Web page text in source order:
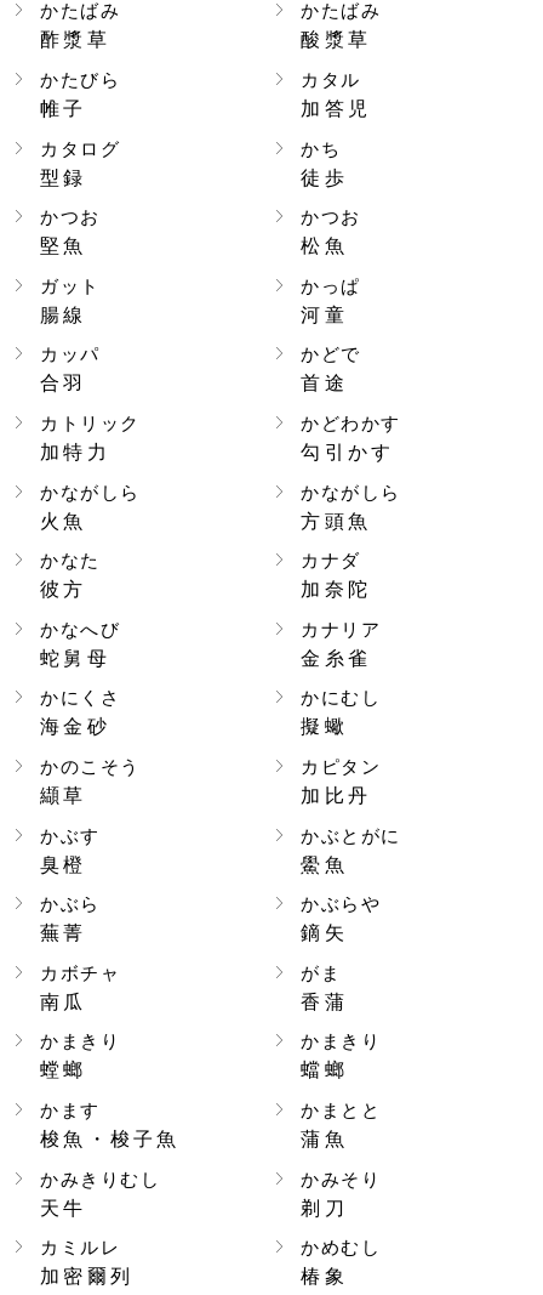
かたばみ
酢漿草
かたばみ
酸漿草
かたびら
帷子
カタル
加答児
カタログ
型録
かち
徒歩
かつお
堅魚
かつお
松魚
ガット
腸線
かっぱ
河童
カッパ
合羽
かどで
首途
カトリック
加特力
かどわかす
勾引かす
かながしら
火魚
かながしら
方頭魚
かなた
彼方
カナダ
加奈陀
かなへび
蛇舅母
カナリア
金糸雀
かにくさ
海金砂
かにむし
擬蠍
かのこそう
纈草
カピタン
加比丹
かぶす
臭橙
かぶとがに
鱟魚
かぶら
蕪菁
かぶらや
鏑矢
カボチャ
南瓜
がま
香蒲
かまきり
螳螂
かまきり
蟷螂
かます
梭魚・梭子魚
かまとと
蒲魚
かみきりむし
天牛
かみそり
剃刀
カミルレ
加密爾列
かめむし
椿象